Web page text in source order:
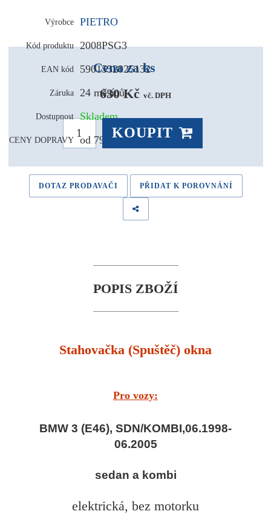
Výrobce PIETRO
Kód produktu 2008PSG3
EAN kód 5901532025132
Záruka 24 měsíců
Dostupnost Skladem
CENY DOPRAVY od 79,- Kč
Cena za ks
630 Kč vč. DPH
KOUPIT
DOTAZ PRODAVAČI PŘIDAT K POROVNÁNÍ
POPIS ZBOŽÍ
Stahovačka (Spuštěč) okna
Pro vozy:
BMW 3 (E46), SDN/KOMBI,06.1998-
06.2005
sedan a kombi
elektrická, bez motorku